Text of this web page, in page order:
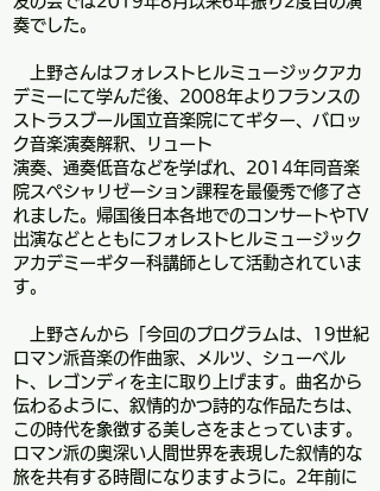
奏でした。
上野さんはフォレストヒルミュージックアカ
デミーにて学んだ後、2008年よりフランスの
ストラスブール国立音楽院にてギター、バロッ
ク音楽演奏解釈、
リュート
演奏、通奏低音などを学ばれ、2014年同音楽
院スペシャリゼーション課程を最優秀で修了さ
れました。帰国後日本各地でのコンサートやTV
出演などとともにフォレストヒルミュージック
アカデミーギター科講師として活動されていま
す。
上野さんから「今回のプログラムは、19世紀
ロマン派音楽の作曲家、メルツ、シューベル
ト、レゴンディを主に取り上げます。曲名から
伝わるように、叙情的かつ詩的な作品たちは、
この時代を象徴する美しさをまとっています。
ロマン派の奥深い人間世界を表現した叙情的な
旅を共有する時間になりますように。2年前に